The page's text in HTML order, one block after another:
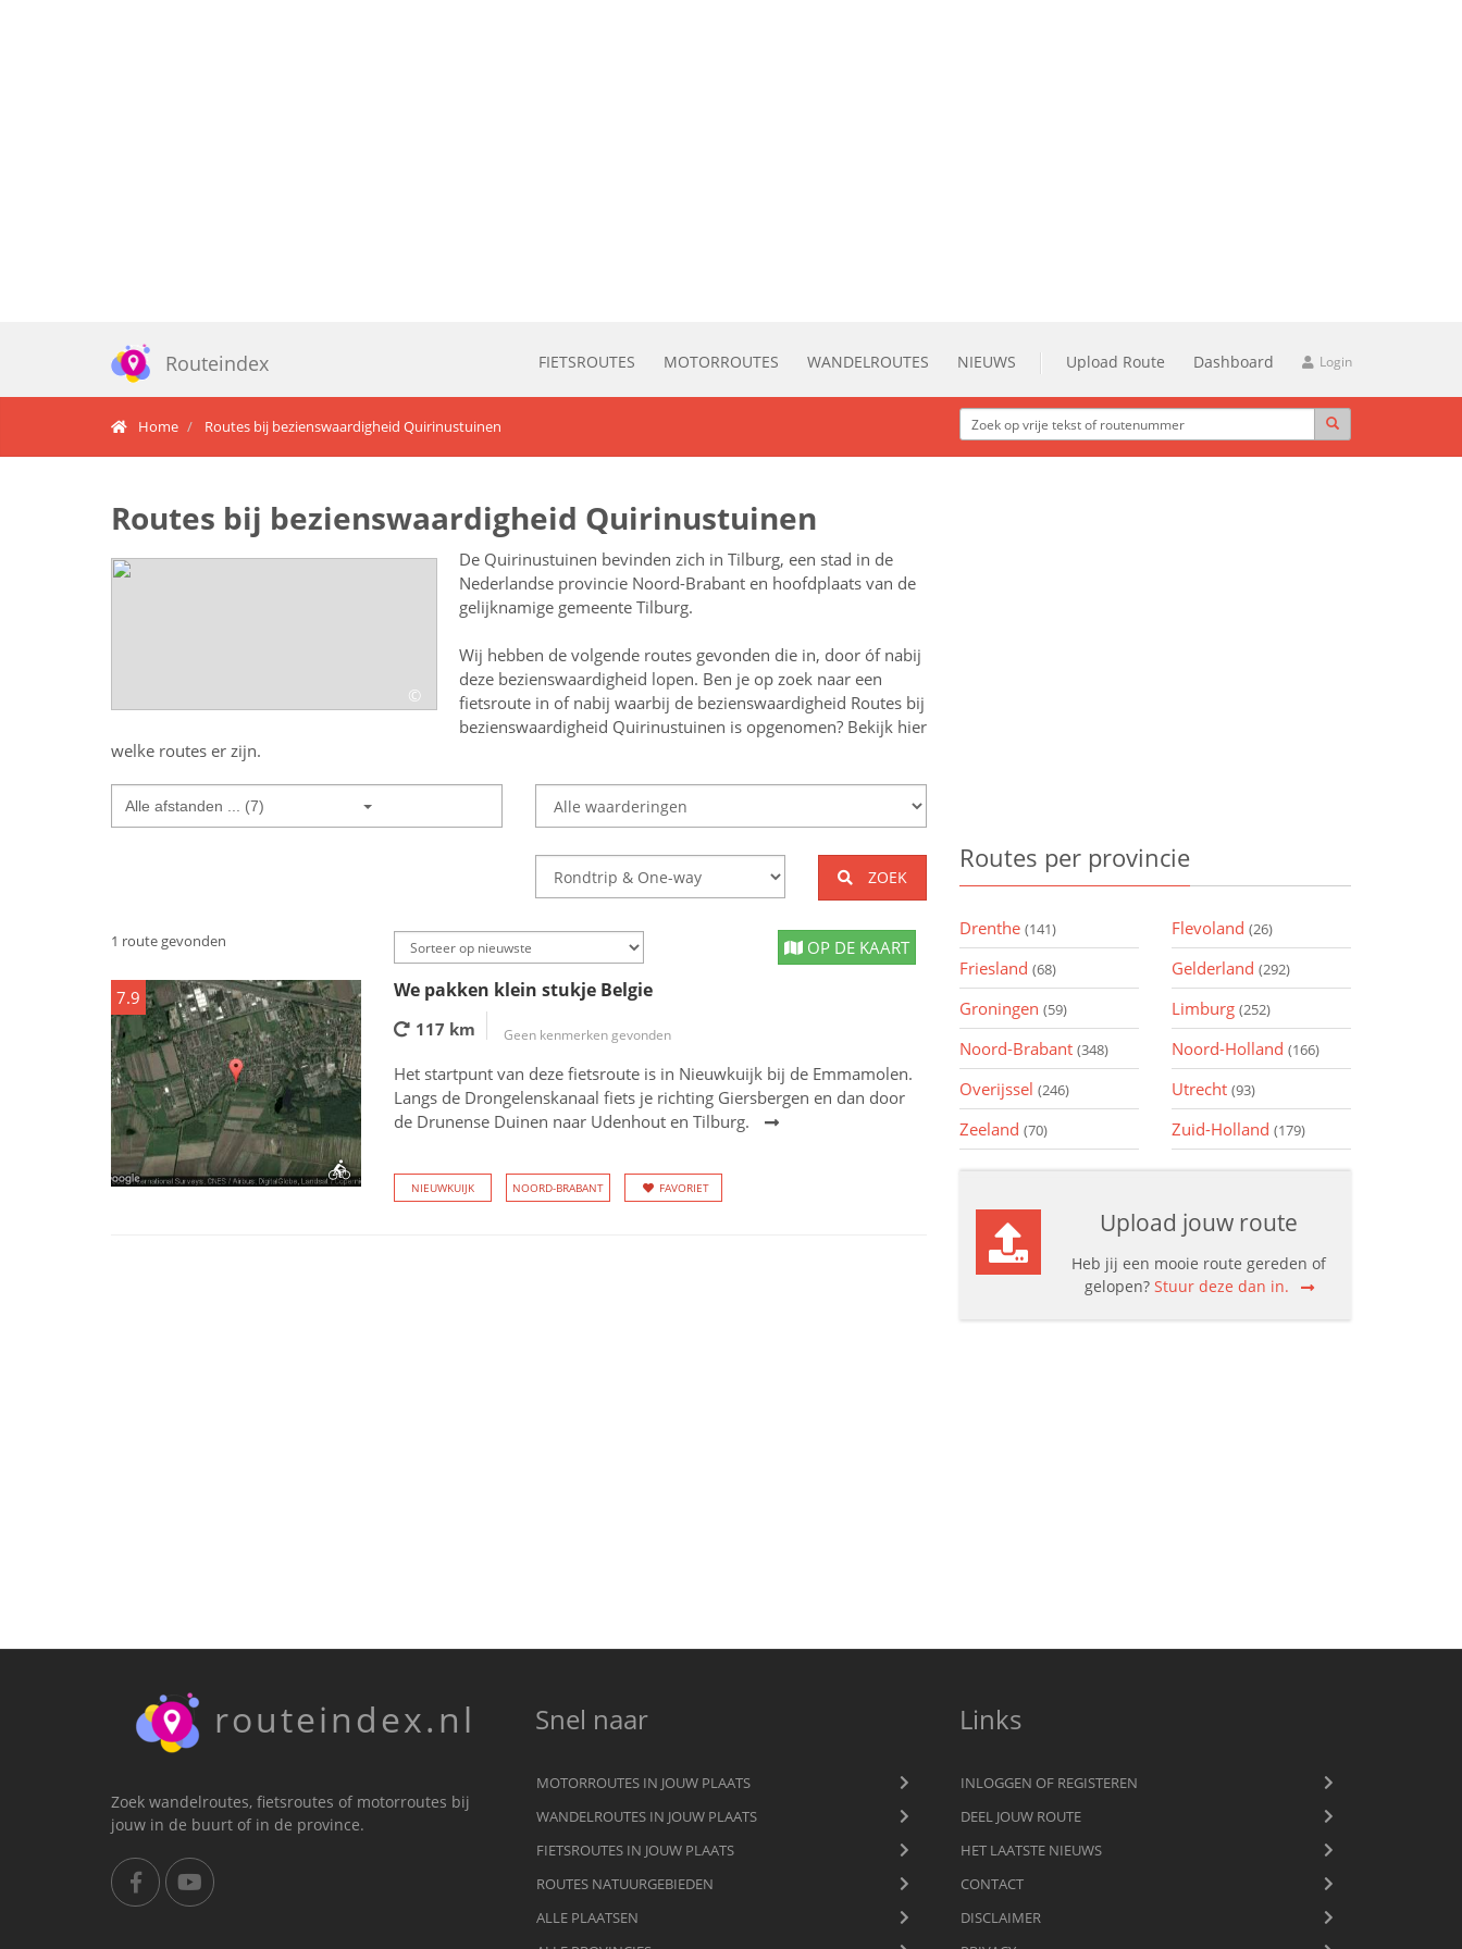
Routeindex FIETSROUTES MOTORROUTES WANDELROUTES NIEUWS Upload Route Dashboard Login
Home Routes bij bezienswaardigheid Quirinustuinen
Routes bij bezienswaardigheid Quirinustuinen
©
De Quirinustuinen bevinden zich in Tilburg, een stad in de
Nederlandse provincie Noord-Brabant en hoofdplaats van de
gelijknamige gemeente Tilburg.
Wij hebben de volgende routes gevonden die in, door óf nabij
deze bezienswaardigheid lopen. Ben je op zoek naar een
fietsroute in of nabij waarbij de bezienswaardigheid Routes bij
bezienswaardigheid Quirinustuinen is opgenomen? Bekijk hier
welke routes er zijn.
Alle afstanden ... (7)
ZOEK
1 route gevonden OP DE KAART
7.9 We pakken klein stukje Belgie
117 km Geen kenmerken gevonden
Het startpunt van deze fietsroute is in Nieuwkuijk bij de Emmamolen.
Langs de Drongelenskanaal fiets je richting Giersbergen en dan door
de Drunense Duinen naar Udenhout en Tilburg.
NIEUWKUIJK NOORD-BRABANT FAVORIET
Routes per provincie
Drenthe (141) Flevoland (26)
Friesland (68) Gelderland (292)
Groningen (59) Limburg (252)
Noord-Brabant (348) Noord-Holland (166)
Overijssel (246) Utrecht (93)
Zeeland (70) Zuid-Holland (179)
Upload jouw route
Heb jij een mooie route gereden of
gelopen? Stuur deze dan in.
routeindex.nl
Zoek wandelroutes, fietsroutes of motorroutes bij
jouw in de buurt of in de province.
Snel naar
MOTORROUTES IN JOUW PLAATS
WANDELROUTES IN JOUW PLAATS
FIETSROUTES IN JOUW PLAATS
ROUTES NATUURGEBIEDEN
ALLE PLAATSEN
Links
INLOGGEN OF REGISTEREN
DEEL JOUW ROUTE
HET LAATSTE NIEUWS
CONTACT
DISCLAIMER